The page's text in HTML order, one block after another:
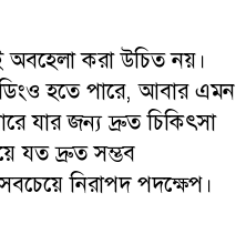
অবহেলা করা উচিত নয়।
হতে পারে, আবার এমন
যার জন্য দ্রুত চিকিৎসা
যত দ্রুত সম্ভব
নিরাপদ পদক্ষেপ।